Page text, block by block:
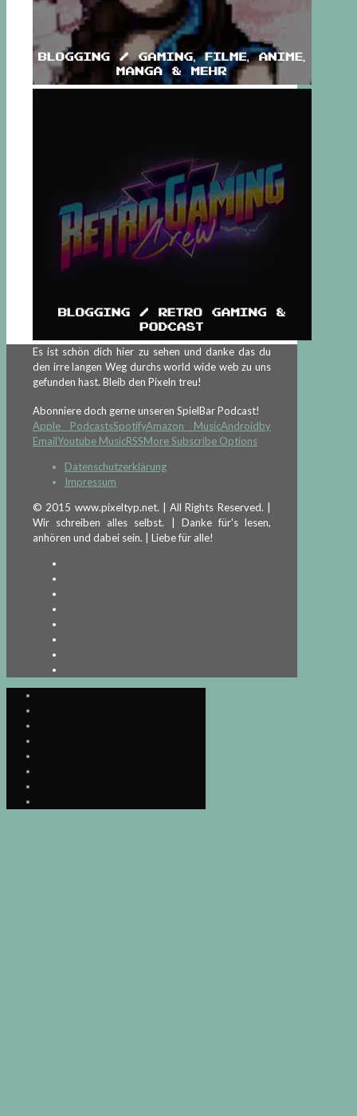
Es ist schön dich hier zu sehen und danke das du
den irre langen Weg durchs world wide web zu uns
gefunden hast. Bleib den Pixeln treu!
Abonniere doch gerne unseren SpielBar Podcast!
Apple PodcastsSpotifyAmazon MusicAndroidby
EmailYoutube MusicRSSMore Subscribe Options
Datenschutzerklärung
Impressum
© 2015 www.pixeltyp.net. | All Rights Reserved. |
Wir schreiben alles selbst. | Danke für's lesen,
anhören und dabei sein. | Liebe für alle!